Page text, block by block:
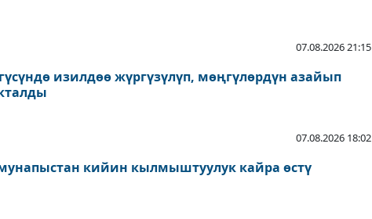
07.08.2026 21:15
изилдөө жүргүзүлүп, мөңгүлөрдүн азайып
07.08.2026 18:02
кийин кылмыштуулук кайра өстү